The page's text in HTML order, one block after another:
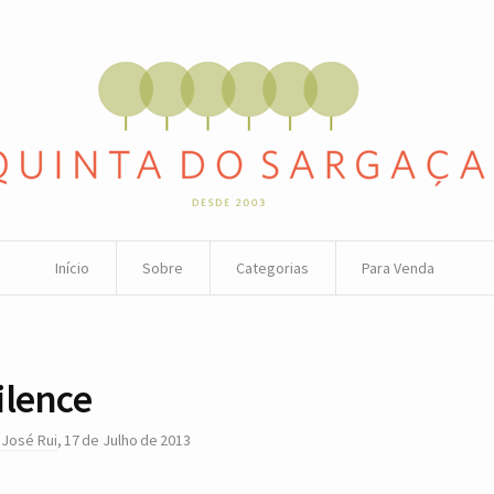
Início Sobre Categorias Para Venda
José Rui,17 de Julho de 2013